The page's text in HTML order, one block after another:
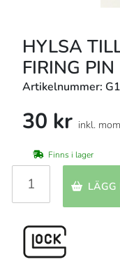
HYLSA
FIRING
Artikelnummer:
30 kr inkl.
Finns i lager
LÄGG